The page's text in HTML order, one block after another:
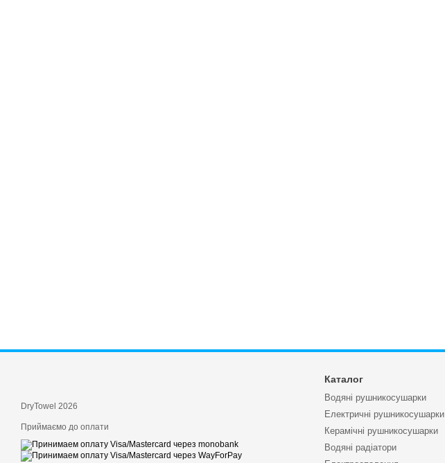
DryTowel 2026
Приймаємо до оплати
Каталог
Водяні рушникосушарки
Електричні рушникосушарки
Керамічні рушникосушарки
Водяні радіатори